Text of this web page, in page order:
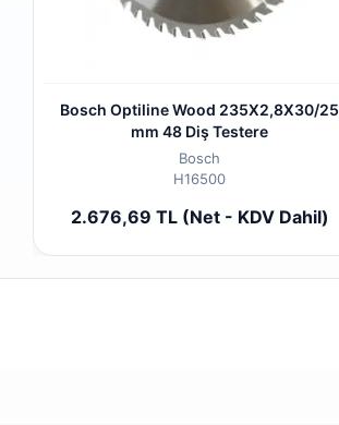
Bosch Optiline Wood 235X2,8X30/25
mm 48 Diş Testere
Bosch
H16500
2.676,69 TL (Net - KDV Dahil)